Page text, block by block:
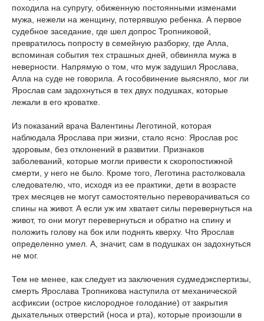
походила на супругу, обиженную постоянными изменами
мужа, нежели на женщину, потерявшую ребенка. А первое
судебное заседание, где шел допрос Тропниковой,
превратилось попросту в семейную разборку, где Алла,
вспоминая события тех страшных дней, обвиняла мужа в
неверности. Напрямую о том, что муж задушил Ярослава,
Алла на суде не говорила. А гособвинение выясняло, мог ли
Ярослав сам задохнуться в тех двух подушках, которые
лежали в его кроватке.
Из показаний врача Валентины Леготиной, которая
наблюдала Ярослава при жизни, стало ясно: Ярослав рос
здоровым, без отклонений в развитии. Признаков
заболеваний, которые могли привести к скоропостижной
смерти, у него не было. Кроме того, Леготина растолковала
следователю, что, исходя из ее практики, дети в возрасте
трех месяцев не могут самостоятельно переворачиваться со
спины на живот. А если уж им хватает силы перевернуться на
живот, то они могут перевернуться и обратно на спину и
положить голову на бок или поднять кверху. Что Ярослав
определенно умел. А, значит, сам в подушках он задохнуться
не мог.
Тем не менее, как следует из заключения судмедэкспертизы,
смерть Ярослава Тропникова наступила от механической
асфиксии (острое кислородное голодание) от закрытия
дыхательных отверстий (носа и рта), которые произошли в